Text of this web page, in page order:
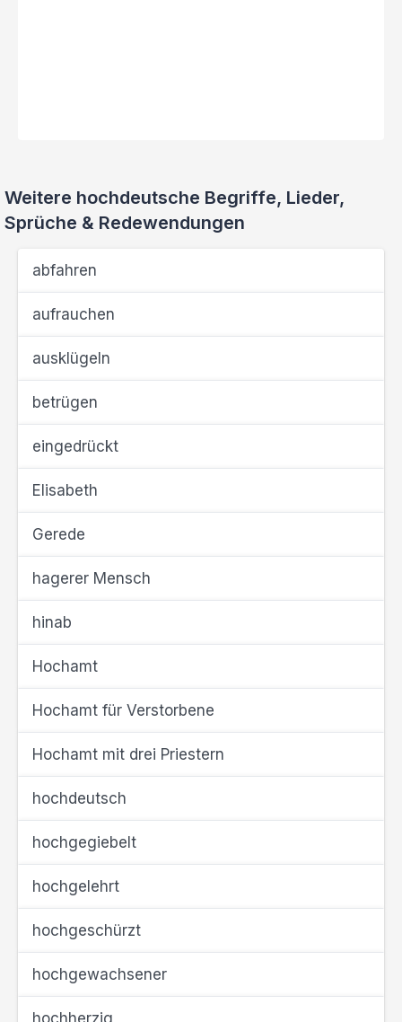
Weitere hochdeutsche Begriffe, Lieder,
Sprüche & Redewendungen
abfahren
aufrauchen
ausklügeln
betrügen
eingedrückt
Elisabeth
Gerede
hagerer Mensch
hinab
Hochamt
Hochamt für Verstorbene
Hochamt mit drei Priestern
hochdeutsch
hochgegiebelt
hochgelehrt
hochgeschürzt
hochgewachsener
hochherzig